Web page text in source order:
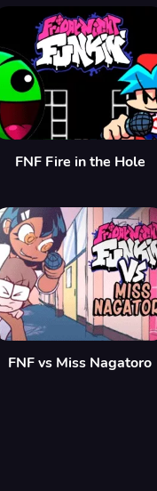
FNF Fire in the Hole
FNF vs Miss Nagatoro